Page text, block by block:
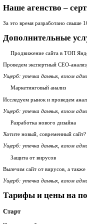
Делаем в
За каждым проектом
Выполнение
Долго ждать не
Обеспечим
Подключим сайт к